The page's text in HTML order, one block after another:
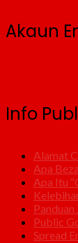
Akaun
Info
Alamat
Apa
Apa Itu
Public
Spread